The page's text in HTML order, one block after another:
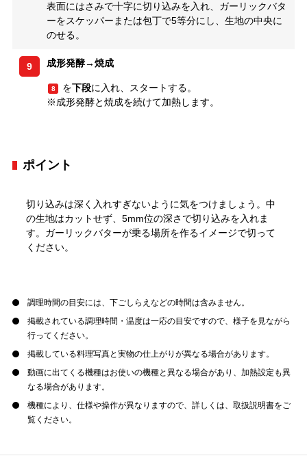
表面にはさみで十字に切り込みを入れ、ガーリックバタ
ーをスケッパーまたは包丁で5等分にし、生地の中央に
のせる。
9 成形発酵→焼成
8 を下段に入れ、スタートする。
※成形発酵と焼成を続けて加熱します。
ポイント
切り込みは深く入れすぎないように気をつけましょう。中
の生地はカットせず、5mm位の深さで切り込みを入れま
す。ガーリックバターが乗る場所を作るイメージで切って
ください。
調理時間の目安には、下ごしらえなどの時間は含みません。
掲載されている調理時間・温度は一応の目安ですので、様子を見ながら
行ってください。
掲載している料理写真と実物の仕上がりが異なる場合があります。
動画に出てくる機種はお使いの機種と異なる場合があり、加熱設定も異
なる場合があります。
機種により、仕様や操作が異なりますので、詳しくは、取扱説明書をご
覧ください。